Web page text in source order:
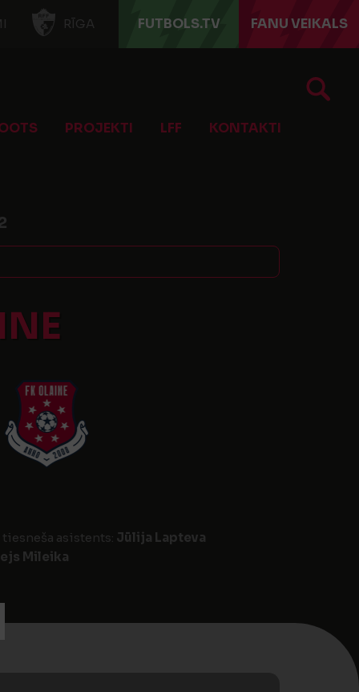
RĪGA FUTBOLS.TV FANU VEIKALS
PROJEKTI LFF KONTAKTI
tiesneša asistents: Jūlija Lapteva
Mileika